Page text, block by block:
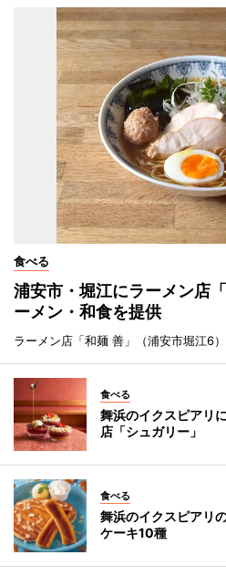
食べる
浦安市・堀江にラーメン店
ーメン・和食を提供
ラーメン店「和麺 善」（浦安市堀江6
食べる
舞浜のイクスピアリ
店「シュガリー」
食べる
舞浜のイクスピアリ
ケーキ10種